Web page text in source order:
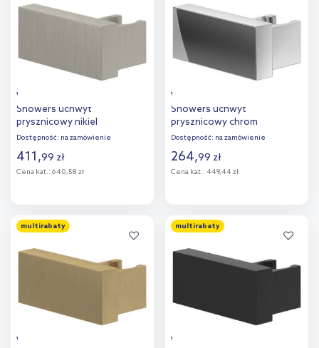
Villeroy & Boch Universal
Showers uchwyt
prysznicowy nikiel
szczotkowany
Dostępność: na zamówienie
411,99 zł
Cena kat.: 640,58 zł
Dodaj do
porównania
Villeroy & Boch Universal
Showers uchwyt
prysznicowy chrom
TVC00045900061
Dostępność: na zamówienie
264,99 zł
Cena kat.: 449,44 zł
Dodaj do
porównania
multirabaty
Villeroy & Boch Universal
multirabaty
Villeroy & Boch Universal